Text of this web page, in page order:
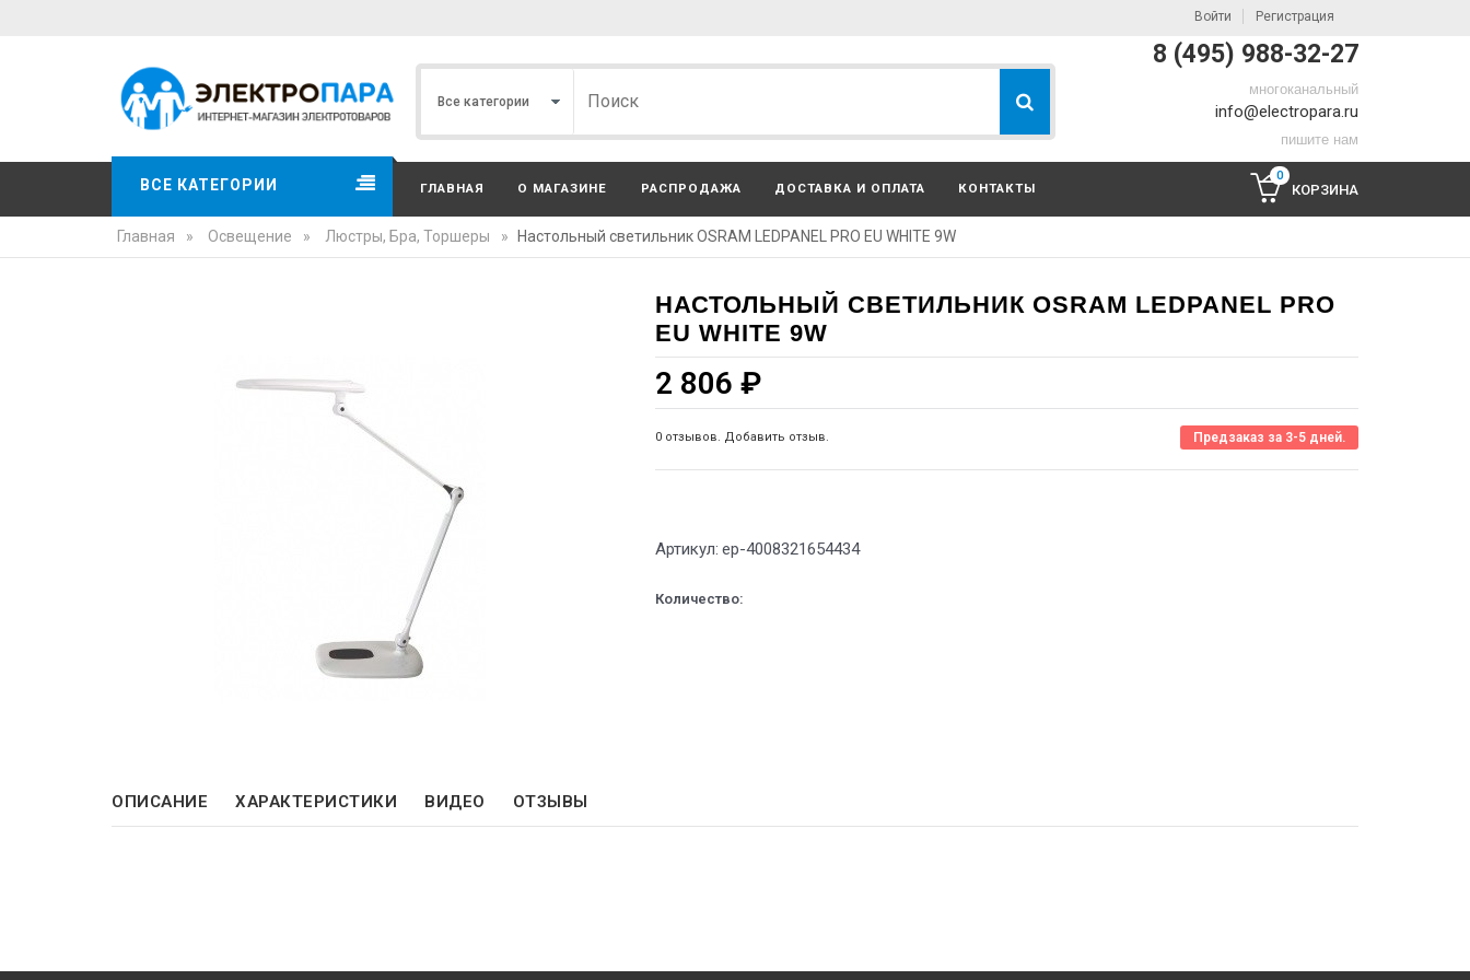
Войти Регистрация
8 (495) 988-32-27
многоканальный
info@electropara.ru
пишите нам
ВСЕ КАТЕГОРИИ ГЛАВНАЯ О МАГАЗИНЕ РАСПРОДАЖА ДОСТАВКА И ОПЛАТА КОНТАКТЫ
0
КОРЗИНА
Главная » Освещение » Люстры, Бра, Торшеры » Настольный светильник OSRAM LEDPANEL PRO EU WHITE 9W
НАСТОЛЬНЫЙ СВЕТИЛЬНИК OSRAM LEDPANEL PRO
EU WHITE 9W
2 806 ₽
0 отзывов. Добавить отзыв. Предзаказ за 3-5 дней.
Артикул: ep-4008321654434
Количество:
ОПИСАНИЕ ХАРАКТЕРИСТИКИ ВИДЕО ОТЗЫВЫ